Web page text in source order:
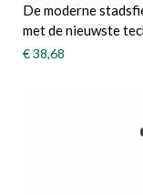
De moderne
met de nieuwste
€ 38,68